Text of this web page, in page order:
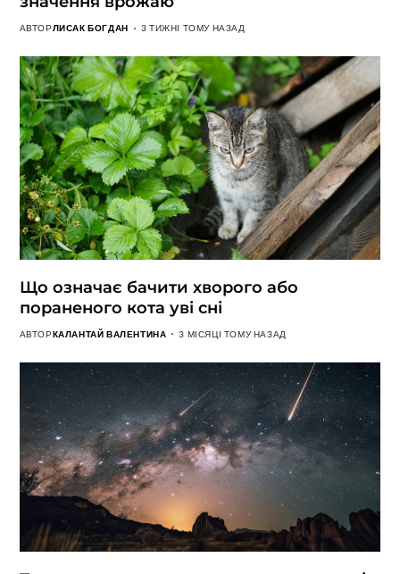
АВТОРЛИСАК БОГДАН 3 ТИЖНІ ТОМУ НАЗАД
Що означає бачити хворого або
пораненого кота уві сні
АВТОРКАЛАНТАЙ ВАЛЕНТИНА 3 МІСЯЦІ ТОМУ НАЗАД